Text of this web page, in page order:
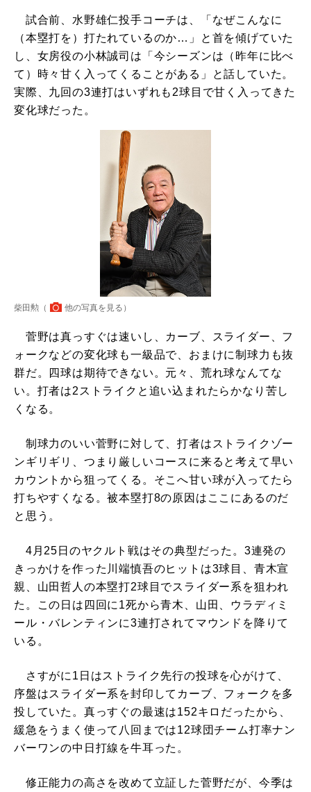
試合前、水野雄仁投手コーチは、「なぜこんなに
（本塁打を）打たれているのか…」と首を傾げていた
し、女房役の小林誠司は「今シーズンは（昨年に比べ
て）時々甘く入ってくることがある」と話していた。
実際、九回の3連打はいずれも2球目で甘く入ってきた
変化球だった。
柴田勲（ 他の写真を見る ）
菅野は真っすぐは速いし、カーブ、スライダー、フ
ォークなどの変化球も一級品で、おまけに制球力も抜
群だ。四球は期待できない。元々、荒れ球なんてな
い。打者は2ストライクと追い込まれたらかなり苦し
くなる。
制球力のいい菅野に対して、打者はストライクゾー
ンギリギリ、つまり厳しいコースに来ると考えて早い
カウントから狙ってくる。そこへ甘い球が入ってたら
打ちやすくなる。被本塁打8の原因はここにあるのだ
と思う。
4月25日のヤクルト戦はその典型だった。3連発の
きっかけを作った川端慎吾のヒットは3球目、青木宣
親、山田哲人の本塁打2球目でスライダー系を狙われ
た。この日は四回に1死から青木、山田、ウラディミ
ール・バレンティンに3連打されてマウンドを降りて
いる。
さすがに1日はストライク先行の投球を心がけて、
序盤はスライダー系を封印してカーブ、フォークを多
投していた。真っすぐの最速は152キロだったから、
緩急をうまく使って八回までは12球団チーム打率ナン
バーワンの中日打線を牛耳った。
修正能力の高さを改めて立証した菅野だが、今季は